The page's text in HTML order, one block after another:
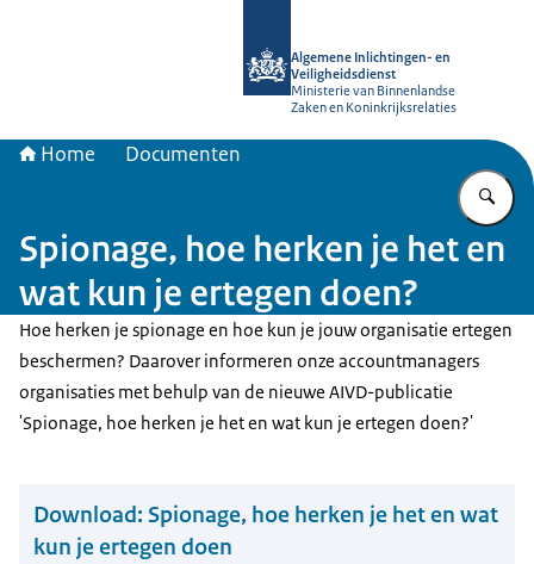
Algemene Inlichtingen- en
Veiligheidsdienst
Ministerie van Binnenlandse
Zaken en Koninkrijksrelaties
Home Documenten
Spionage, hoe herken je het en
wat kun je ertegen doen?
Hoe herken je spionage en hoe kun je jouw organisatie ertegen
beschermen? Daarover informeren onze accountmanagers
organisaties met behulp van de nieuwe AIVD-publicatie
'Spionage, hoe herken je het en wat kun je ertegen doen?'
Download: Spionage, hoe herken je het en wat
kun je ertegen doen